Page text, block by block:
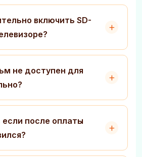
включить SD-
не доступен для
после оплаты